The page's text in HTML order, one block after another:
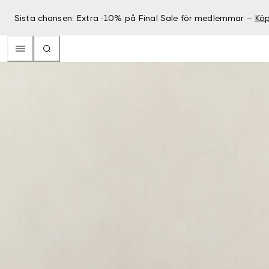
Sista chansen: Extra -10% på Final Sale för medlemmar –